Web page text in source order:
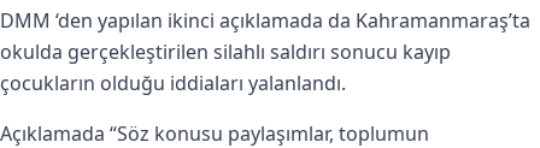
DMM ‘den yapılan ikinci açıklamada da Kahramanmaraş’ta
okulda gerçekleştirilen silahlı saldırı sonucu kayıp
çocukların olduğu iddiaları yalanlandı.
Açıklamada “Söz konusu paylaşımlar, toplumun